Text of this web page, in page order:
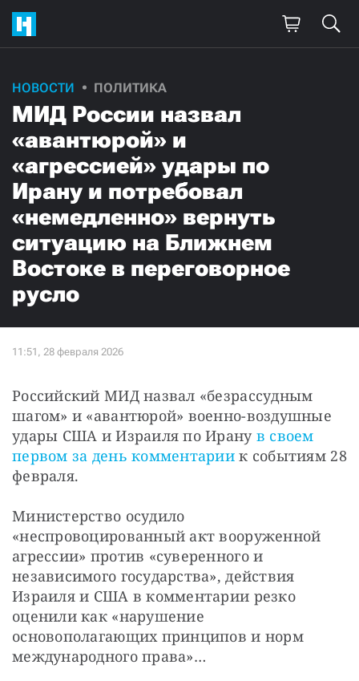
НОВОСТИ ПОЛИТИКА
МИД России назвал
«авантюрой» и
«агрессией» удары по
Ирану и потребовал
«немедленно» вернуть
ситуацию на Ближнем
Востоке в переговорное
русло
Российский МИД назвал «безрассудным
шагом» и «авантюрой» военно-воздушные
удары США и Израиля по Ирану в своем
первом за день комментарии к событиям 28
февраля.
Министерство осудило
«неспровоцированный акт вооруженной
агрессии» против «суверенного и
независимого государства», действия
Израиля и США в комментарии резко
оценили как «нарушение
основополагающих принципов и норм
международного права»…